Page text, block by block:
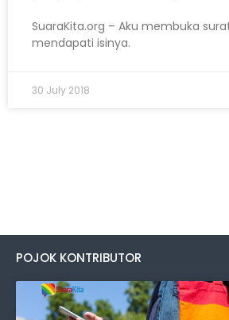
SuaraKita.org – Aku membuka
mendapati isinya.
30 July 2018
POJOK KONTRIBUTOR